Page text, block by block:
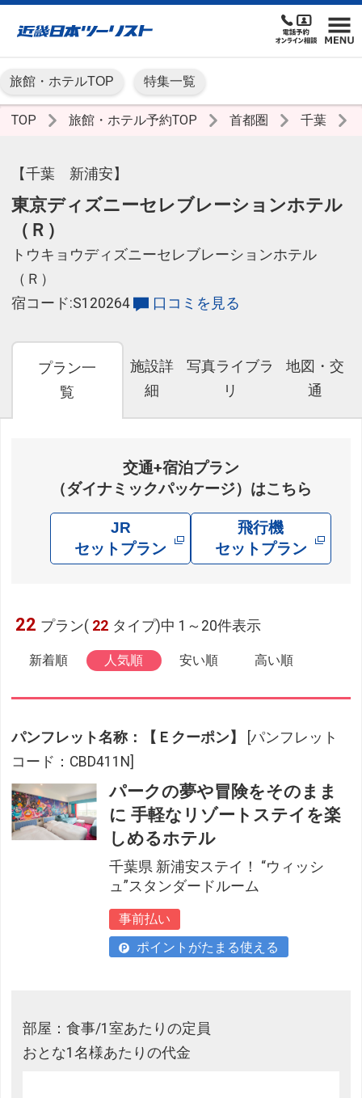
旅館・ホテルTOP 特集一覧
TOP 旅館・ホテル予約TOP 首都圏 千葉
【千葉 新浦安】
東京ディズニーセレブレーションホテル
（Ｒ）
トウキョウディズニーセレブレーションホテル
（Ｒ）
宿コード:S120264
口コミを見る
プラン一
覧
施設詳
細
写真ライブラ
リ
地図・交
通
交通+宿泊プラン
（ダイナミックパッケージ）はこちら
JR
セットプラン
飛行機
セットプラン
22 プラン( 22 タイプ)中 1～20件表示
新着順 人気順 安い順 高い順
パンフレット名称：【Ｅクーポン】
[パンフレット
コード：CBD411N]
パークの夢や冒険をそのまま
に 手軽なリゾートステイを楽
しめるホテル
千葉県 新浦安ステイ！ “ウィッシ
ュ”スタンダードルーム
事前払い
ポイントがたまる使える
部屋：食事/1室あたりの定員
おとな1名様あたりの代金